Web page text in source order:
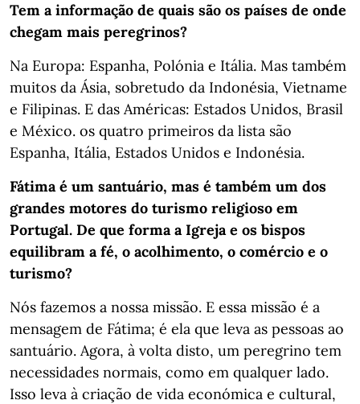
Tem a informação de quais são os países de onde
chegam mais peregrinos?
Na Europa: Espanha, Polónia e Itália. Mas também
muitos da Ásia, sobretudo da Indonésia, Vietname
e Filipinas. E das Américas: Estados Unidos, Brasil
e México. os quatro primeiros da lista são
Espanha, Itália, Estados Unidos e Indonésia.
Fátima é um santuário, mas é também um dos
grandes motores do turismo religioso em
Portugal. De que forma a Igreja e os bispos
equilibram a fé, o acolhimento, o comércio e o
turismo?
Nós fazemos a nossa missão. E essa missão é a
mensagem de Fátima; é ela que leva as pessoas ao
santuário. Agora, à volta disto, um peregrino tem
necessidades normais, como em qualquer lado.
Isso leva à criação de vida económica e cultural,